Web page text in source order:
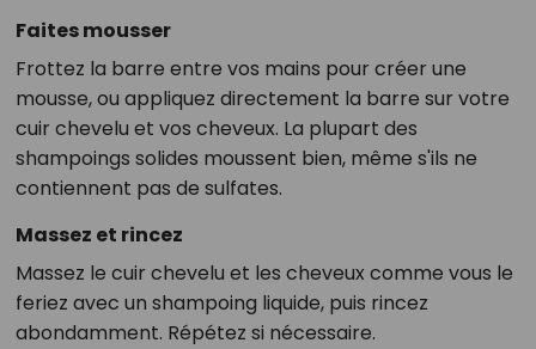
Faites mousser
Frottez la barre entre vos mains pour créer une
mousse, ou appliquez directement la barre sur votre
cuir chevelu et vos cheveux. La plupart des
shampoings solides moussent bien, même s'ils ne
contiennent pas de sulfates.
Massez et rincez
Massez le cuir chevelu et les cheveux comme vous le
feriez avec un shampoing liquide, puis rincez
abondamment. Répétez si nécessaire.